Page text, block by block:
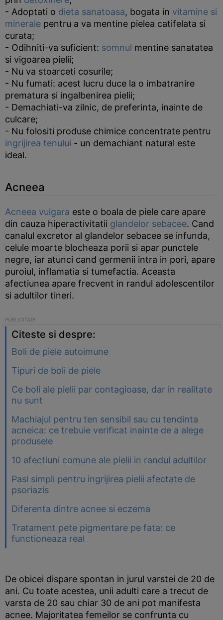
- Adoptati o dieta sanatoasa, bogata in vitamine si
minerale pentru a va mentine pielea catifelata si
curata;
- Odihniti-va suficient: somnul mentine sanatatea
si vigoarea pielii;
- Nu va stoarceti cosurile;
- Nu fumati: acest lucru duce la o imbatranire
prematura si ingalbenirea pielii;
- Demachiati-va zilnic, de preferinta, inainte de
culcare;
- Nu folositi produse chimice concentrate pentru
ingrijirea tenului - un demachiant natural este
ideal.
Acneea
Acneea vulgara este o boala de piele care apare
din cauza hiperactivitatii glandelor sebacee. Cand
canalul excretor al glandelor sebacee se infunda,
celule moarte blocheaza porii si apar punctele
negre, iar atunci cand germenii intra in pori, apare
puroiul, inflamatia si tumefactia. Aceasta
afectiunea apare frecvent in randul adolescentilor
si adultilor tineri.
Citeste si despre:
Boli de piele autoimune
Tipuri de boli de piele
Ce boli ale pielii par contagioase, dar in realitate
nu sunt
Machiajul pentru ten sensibil sau cu tendinta
acneica: ce trebuie verificat inainte de a alege
produsele
10 afectiuni comune ale pielii in randul adultilor
Pasi simpli pentru ingrijirea pielii afectate de
psoriazis
Diferenta dintre acnee si eczema
Tratament pete pigmentare pe fata: ce
functioneaza real
De obicei dispare spontan in jurul varstei de 20 de
ani. Cu toate acestea, unii adulti care a trecut de
varsta de 20 sau chiar 30 de ani pot manifesta
acnee. Majoritatea femeilor se confrunta cu